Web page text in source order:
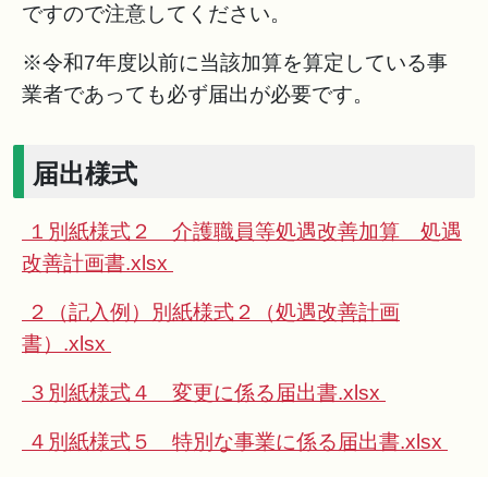
ですので注意してください。
※令和7年度以前に当該加算を算定している事
業者であっても必ず届出が必要です。
届出様式
１別紙様式２ 介護職員等処遇改善加算 処遇
改善計画書.xlsx
２（記入例）別紙様式２（処遇改善計画
書）.xlsx
３別紙様式４ 変更に係る届出書.xlsx
４別紙様式５ 特別な事業に係る届出書.xlsx